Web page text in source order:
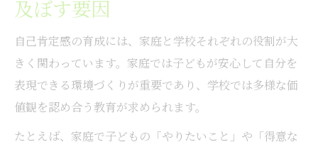
及ぼす要因
自己肯定感の育成には、家庭と学校それぞれの役割が大
きく関わっています。家庭では子どもが安心して自分を
表現できる環境づくりが重要であり、学校では多様な価
値観を認め合う教育が求められます。
たとえば、家庭で子どもの「やりたいこと」や「得意な